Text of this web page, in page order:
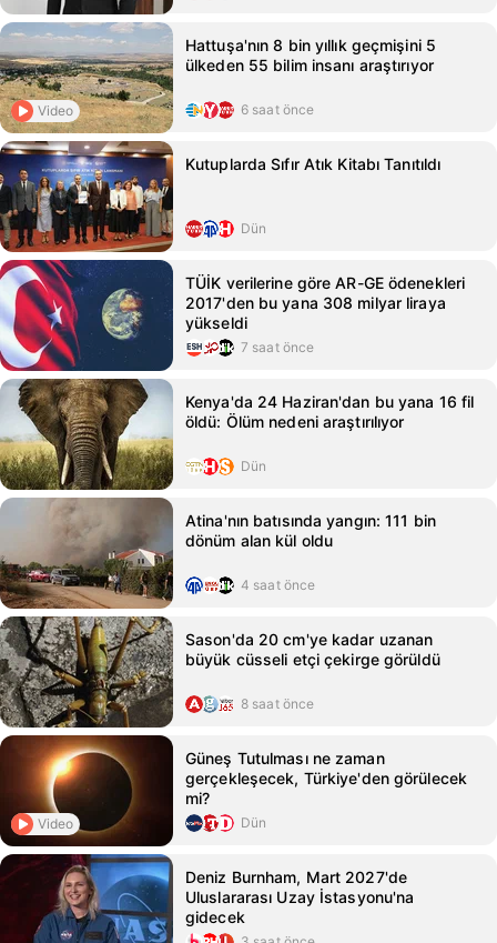
Video
Hattuşa'nın 8 bin yıllık geçmişini 5
ülkeden 55 bilim insanı araştırıyor
6 saat önce
Kutuplarda Sıfır Atık Kitabı Tanıtıldı
Dün
TÜİK verilerine göre AR-GE ödenekleri
2017'den bu yana 308 milyar liraya
yükseldi
7 saat önce
Kenya'da 24 Haziran'dan bu yana 16 fil
öldü: Ölüm nedeni araştırılıyor
Dün
Atina'nın batısında yangın: 111 bin
dönüm alan kül oldu
4 saat önce
Sason'da 20 cm'ye kadar uzanan
büyük cüsseli etçi çekirge görüldü
8 saat önce
Video
Güneş Tutulması ne zaman
gerçekleşecek, Türkiye'den görülecek
mi?
Dün
Deniz Burnham, Mart 2027'de
Uluslararası Uzay İstasyonu'na
gidecek